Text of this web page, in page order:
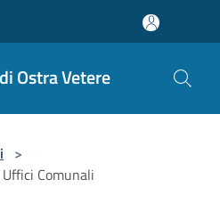
Ostra Vetere
>
Comunali